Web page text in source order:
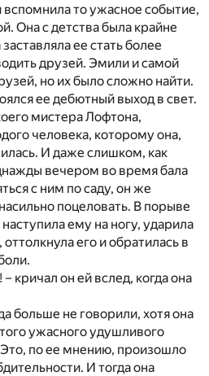
то ужасное событие,
Она с детства была крайне
ее стать более
друзей. Эмили и самой
но их было сложно найти.
ее дебютный выход в свет.
мистера Лофтона,
человека, которому она,
И даже слишком, как
вечером во время бала
с ним по саду, он же
поцеловать. В порыве
ему на ногу, ударила
его и обратилась в
кричал он ей вслед, когда она
больше не говорили, хотя она
ужасного удушливого
по ее мнению, произошло
И тогда она